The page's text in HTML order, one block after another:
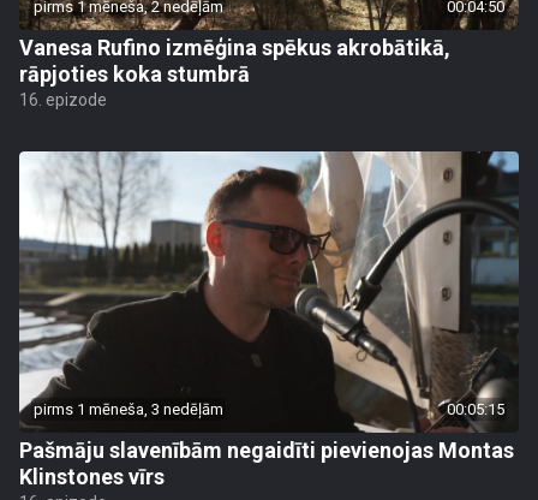
pirms 1 mēneša, 2 nedēļām 00:04:50
Vanesa Rufino izmēģina spēkus akrobātikā,
rāpjoties koka stumbrā
16. epizode
pirms 1 mēneša, 3 nedēļām 00:05:15
Pašmāju slavenībām negaidīti pievienojas Montas
Klinstones vīrs